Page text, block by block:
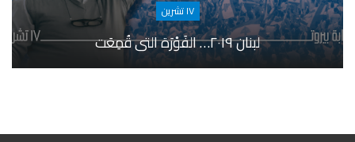
١٧ تشرين
لبنان ٢٠١٩… الفَوْرَة التي قُمِعَت